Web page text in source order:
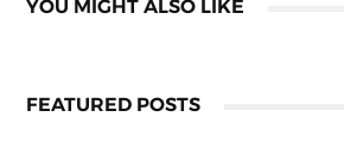
YOU MIGHT ALSO LIKE
FEATURED POSTS